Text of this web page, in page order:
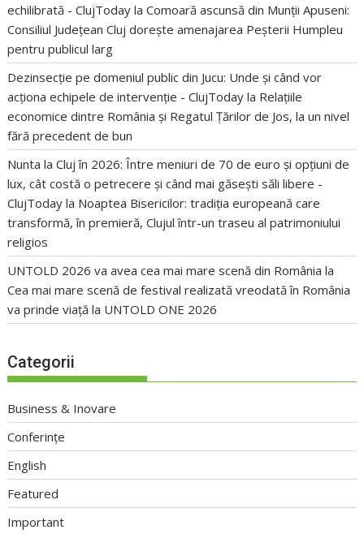
echilibrată - ClujToday laComoară ascunsă din Munții Apuseni:
Consiliul Județean Cluj dorește amenajarea Peșterii Humpleu
pentru publicul larg
Dezinsecție pe domeniul public din Jucu: Unde și când vor
acționa echipele de intervenție - ClujToday la Relațiile
economice dintre România și Regatul Țărilor de Jos, la un nivel
fără precedent de bun
Nunta la Cluj în 2026: Între meniuri de 70 de euro și opțiuni de
lux, cât costă o petrecere și când mai găsești săli libere -
ClujToday la Noaptea Bisericilor: tradiția europeană care
transformă, în premieră, Clujul într-un traseu al patrimoniului
religios
UNTOLD 2026 va avea cea mai mare scenă din România la
Cea mai mare scenă de festival realizată vreodată în România
va prinde viață la UNTOLD ONE 2026
Categorii
Business & Inovare
Conferințe
English
Featured
Important